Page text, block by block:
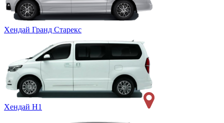
Хендай Гранд Старекс
Хендай Н1